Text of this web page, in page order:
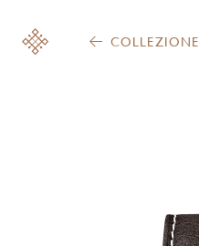
COLLEZIONE